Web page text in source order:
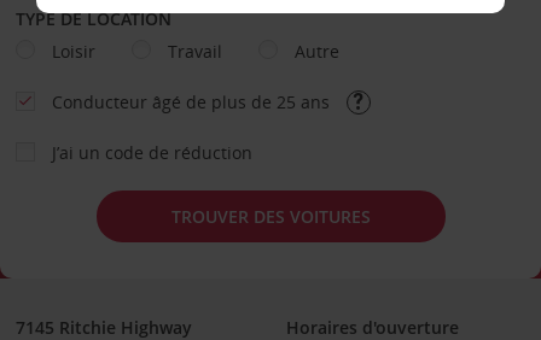
TYPE DE LOCATION
Loisir
Travail Autre
Conducteur âgé de plus de 25 ans
J’ai un code de réduction
TROUVER DES VOITURES
7145 Ritchie Highway
Horaires d'ouverture